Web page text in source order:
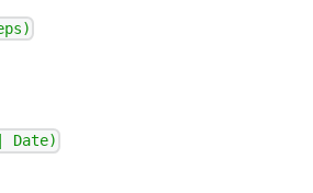
Date)